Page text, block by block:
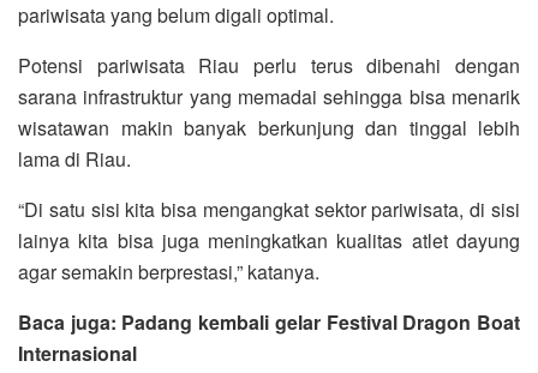
pariwisata yang belum digali optimal.
Potensi pariwisata Riau perlu terus dibenahi dengan
sarana infrastruktur yang memadai sehingga bisa menarik
wisatawan makin banyak berkunjung dan tinggal lebih
lama di Riau.
“Di satu sisi kita bisa mengangkat sektor pariwisata, di sisi
lainya kita bisa juga meningkatkan kualitas atlet dayung
agar semakin berprestasi,” katanya.
Baca juga: Padang kembali gelar Festival Dragon Boat
Internasional